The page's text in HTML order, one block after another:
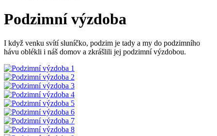
Podzimní výzdoba
I když venku svítí sluníčko, podzim je tady a my do podzimního
hávu oblékli i náš domov a zkrášlili jej podzimní výzdobou.